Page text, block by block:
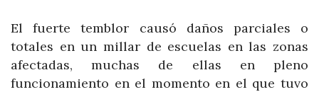
El fuerte temblor causó daños parciales o
totales en un millar de escuelas en las zonas
afectadas, muchas de ellas en pleno
funcionamiento en el momento en el que tuvo